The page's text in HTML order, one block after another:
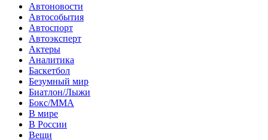
Автоновости
Автособытия
Автоспорт
Автоэксперт
Актеры
Аналитика
Баскетбол
Безумный мир
Биатлон/Лыжи
Бокс/MMA
В мире
В России
Вещи